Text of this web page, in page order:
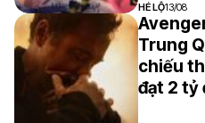
HÉ LỘ13/08
Trung
chiếu
đạt 2 tỷ